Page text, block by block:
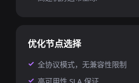
优化节点选择
全协议模式，无兼容性限制
高可用性 SLA 保证